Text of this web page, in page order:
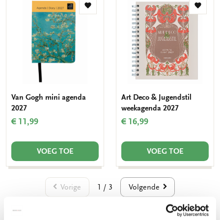
Toevoegen
Van Gogh mini agenda
2027
€ 11,99
VOEG TOE
Art Deco & Jugendstil
weekagenda 2027
€ 16,99
VOEG TOE
Vorige 1 / 3 Volgende